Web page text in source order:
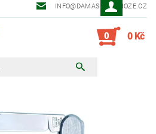
INFO@DAMASKOVE-NOZE.CZ
0 0 Kč